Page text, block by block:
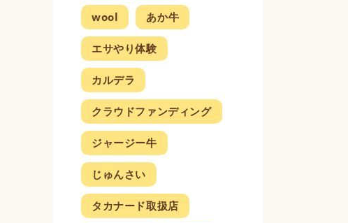
wool あか牛
エサやり体験
カルデラ
クラウドファンディング
ジャージー牛
じゅんさい
タカナード取扱店